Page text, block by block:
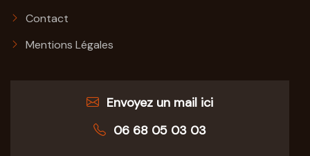
Contact
Mentions Légales
Envoyez un mail ici
06 68 05 03 03